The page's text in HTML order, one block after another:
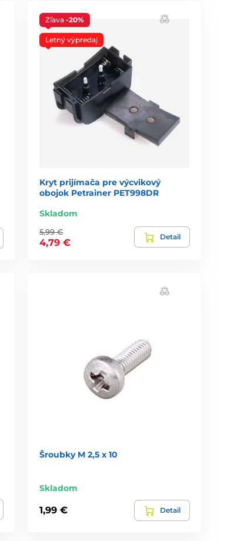
Zľava-20%
Letný výpredaj
Kryt prijímača pre výcvikový
obojok Petrainer PET998DR
Skladom
5,99 €
4,79 €
Detail
Šroubky M 2,5 x 10
Skladom
1,99 € Detail